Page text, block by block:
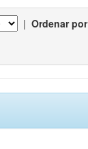
| Ordenar por